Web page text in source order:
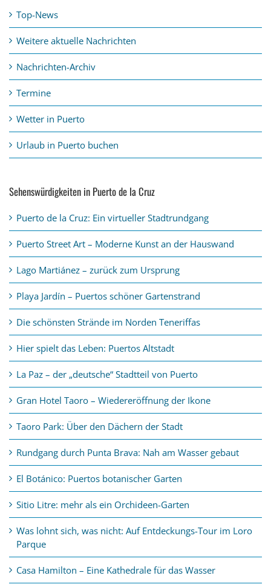
Top-News
Weitere aktuelle Nachrichten
Nachrichten-Archiv
Termine
Wetter in Puerto
Urlaub in Puerto buchen
Sehenswürdigkeiten in Puerto de la Cruz
Puerto de la Cruz: Ein virtueller Stadtrundgang
Puerto Street Art – Moderne Kunst an der Hauswand
Lago Martiánez – zurück zum Ursprung
Playa Jardín – Puertos schöner Gartenstrand
Die schönsten Strände im Norden Teneriffas
Hier spielt das Leben: Puertos Altstadt
La Paz – der „deutsche“ Stadtteil von Puerto
Gran Hotel Taoro – Wiedereröffnung der Ikone
Taoro Park: Über den Dächern der Stadt
Rundgang durch Punta Brava: Nah am Wasser gebaut
El Botánico: Puertos botanischer Garten
Sitio Litre: mehr als ein Orchideen-Garten
Was lohnt sich, was nicht: Auf Entdeckungs-Tour im Loro
Parque
Casa Hamilton – Eine Kathedrale für das Wasser